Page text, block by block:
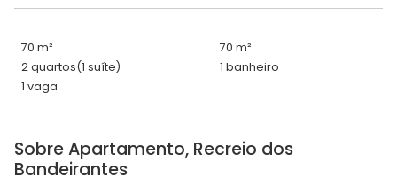
70 m²
70 m²
2 quartos(1 suíte)
1 banheiro
1 vaga
Sobre Apartamento, Recreio dos
Bandeirantes